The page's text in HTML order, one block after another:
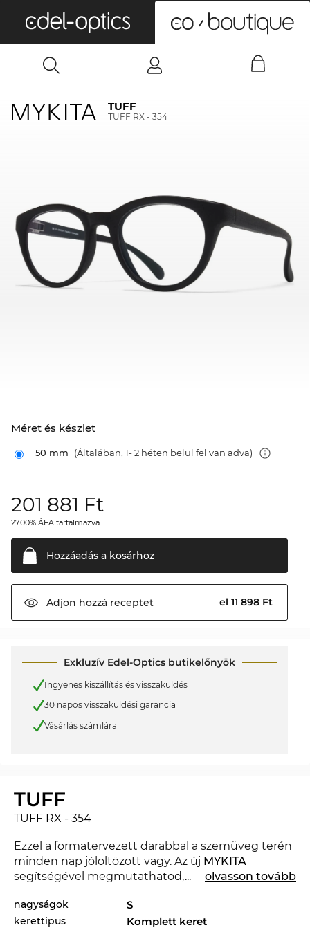
TUFF
TUFF RX - 354
Méret és készlet
50 mm (Általában, 1- 2 héten belül fel van adva)
201 881 Ft
27.00% ÁFA tartalmazva
Hozzáadás a kosárhoz
Adjon hozzá receptet el 11 898 Ft
Exkluzív Edel-Optics butikelőnyök
Ingyenes kiszállítás és visszaküldés
30 napos visszaküldési garancia
Vásárlás számlára
TUFF
TUFF RX - 354
Ezzel a formatervezett darabbal a szemüveg terén
minden nap jólöltözött vagy. Az új MYKITA
segítségével megmutathatod, hogy haladsz a
meghatározó a 2026. év divatjára nézve.
Tulajdonképpen jobban illene a kedvenc
... olvasson tovább
nagyságok S
kerettipus Komplett keret